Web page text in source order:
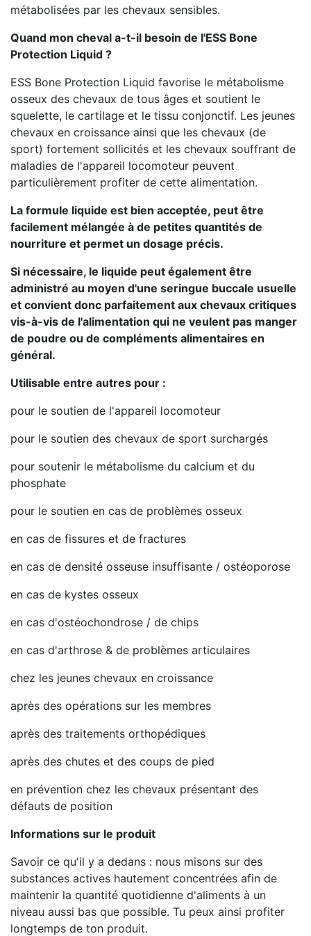
métabolisées par les chevaux sensibles.
Quand mon cheval a-t-il besoin de l'ESS Bone
Protection Liquid ?
ESS Bone Protection Liquid favorise le métabolisme
osseux des chevaux de tous âges et soutient le
squelette, le cartilage et le tissu conjonctif. Les jeunes
chevaux en croissance ainsi que les chevaux (de
sport) fortement sollicités et les chevaux souffrant de
maladies de l'appareil locomoteur peuvent
particulièrement profiter de cette alimentation.
La formule liquide est bien acceptée, peut être
facilement mélangée à de petites quantités de
nourriture et permet un dosage précis.
Si nécessaire, le liquide peut également être
administré au moyen d'une seringue buccale usuelle
et convient donc parfaitement aux chevaux critiques
vis-à-vis de l'alimentation qui ne veulent pas manger
de poudre ou de compléments alimentaires en
général.
Utilisable entre autres pour :
pour le soutien de l'appareil locomoteur
pour le soutien des chevaux de sport surchargés
pour soutenir le métabolisme du calcium et du
phosphate
pour le soutien en cas de problèmes osseux
en cas de fissures et de fractures
en cas de densité osseuse insuffisante / ostéoporose
en cas de kystes osseux
en cas d'ostéochondrose / de chips
en cas d'arthrose & de problèmes articulaires
chez les jeunes chevaux en croissance
après des opérations sur les membres
après des traitements orthopédiques
après des chutes et des coups de pied
en prévention chez les chevaux présentant des
défauts de position
Informations sur le produit
Savoir ce qu'il y a dedans : nous misons sur des
substances actives hautement concentrées afin de
maintenir la quantité quotidienne d'aliments à un
niveau aussi bas que possible. Tu peux ainsi profiter
longtemps de ton produit.